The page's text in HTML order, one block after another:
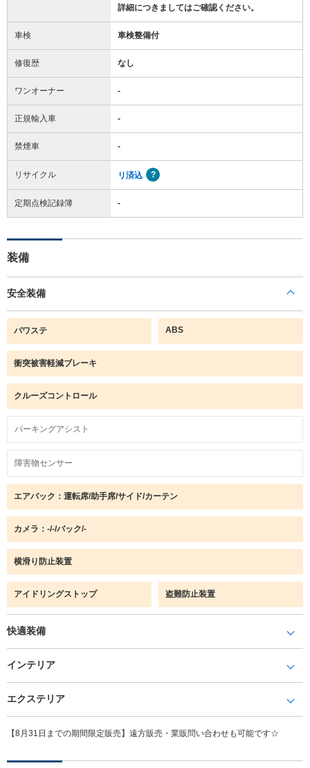
詳細につきましてはご確認ください。
車検 車検整備付
修復歴 なし
ワンオーナー -
正規輸入車 -
禁煙車 -
リサイクル リ済込
定期点検記録簿 -
装備
安全装備
パワステ ABS
衝突被害軽減ブレーキ
クルーズコントロール
パーキングアシスト
障害物センサー
エアバック：運転席/助手席/サイド/カーテン
カメラ：-/-/バック/-
横滑り防止装置
アイドリングストップ 盗難防止装置
快適装備
インテリア
エクステリア
【8月31日までの期間限定販売】遠方販売・業販問い合わせも可能です☆